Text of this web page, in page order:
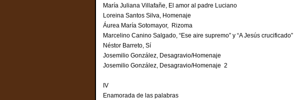
María Juliana Villafañe, El amor al padre Luciano
Loreina Santos Silva, Homenaje
Áurea María Sotomayor, Rizoma
Marcelino Canino Salgado, “Ese aire supremo” y “A Jesús crucificado”
Néstor Barreto, Sí
Josemilio González, Desagravio/Homenaje
Josemilio González, Desagravio/Homenaje 2
IV
Enamorada de las palabras